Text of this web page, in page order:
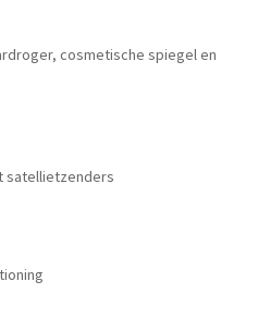
cosmetische spiegel en
satellietzenders